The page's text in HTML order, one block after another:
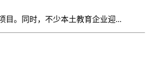
。同时，不少本土教育企业迎...